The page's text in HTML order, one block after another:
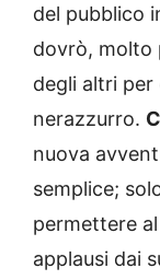
del pubblico
dovrò, molto
degli altri per
nerazzurro.
nuova
semplice;
permettere
applausi dai